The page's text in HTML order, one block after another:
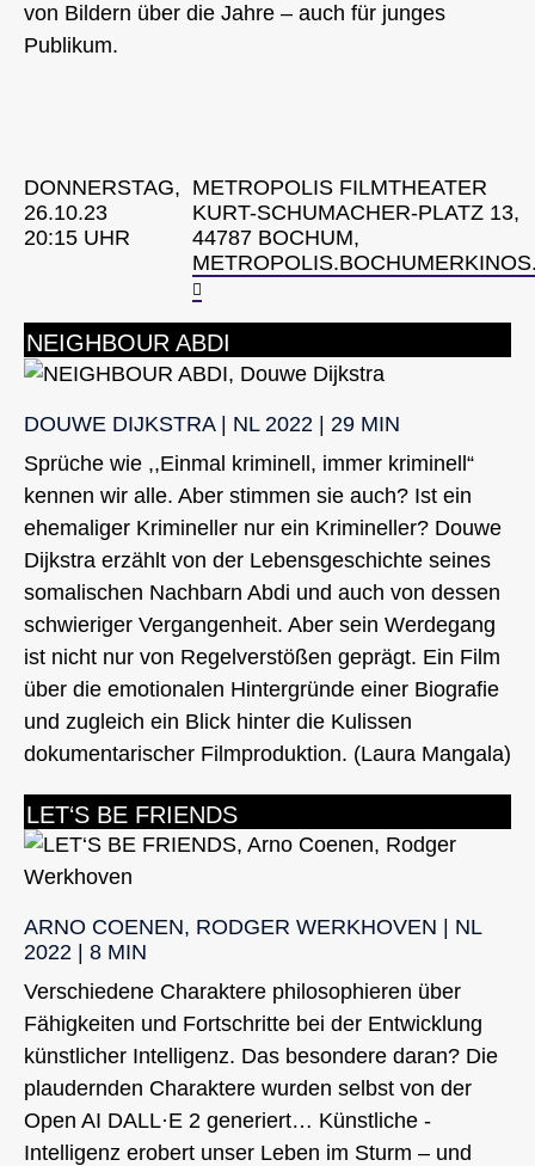
von Bildern über die Jahre – auch für junges
Publikum.
DONNERSTAG,
26.10.23
20:15 UHR
METROPOLIS FILMTHEATER
KURT-SCHUMACHER-PLATZ 13,
44787 BOCHUM,
NEIGHBOUR ABDI
DOUWE DIJKSTRA | NL 2022 | 29 MIN
Sprüche wie ,,Einmal kriminell, immer kriminell“
kennen wir alle. Aber stimmen sie auch? Ist ein
ehemaliger Krimineller nur ein Krimineller? Douwe
Dijkstra erzählt von der Lebensgeschichte seines
somalischen Nachbarn Abdi und auch von dessen
schwieriger Vergangenheit. Aber sein Werdegang
ist nicht nur von Regelverstößen geprägt. Ein Film
über die emotionalen Hintergründe einer Biografie
und zugleich ein Blick hinter die Kulissen
dokumentarischer Filmproduktion. (Laura Mangala)
LET‘S BE FRIENDS
ARNO COENEN, RODGER WERKHOVEN | NL
2022 | 8 MIN
Verschiedene Charaktere philosophieren über
Fähigkeiten und Fortschritte bei der Entwicklung
künstlicher Intelligenz. Das besondere daran? Die
plaudernden Charaktere wurden selbst von der
Open AI DALL·E 2 generiert… Künstliche ­
Intelligenz erobert unser Leben im Sturm – und